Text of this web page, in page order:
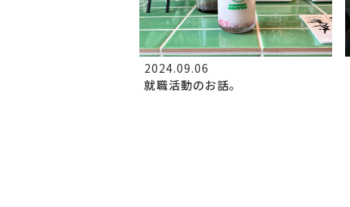
2024.09.06
就職活動のお話。